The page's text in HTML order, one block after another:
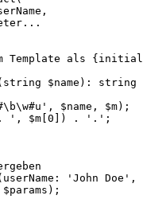
'John